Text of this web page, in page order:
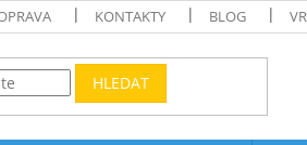
KONTAKTY BLOG
HLEDAT